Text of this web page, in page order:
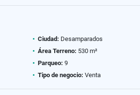
Ciudad: Desamparados
Área Terreno: 530 m²
Parqueo: 9
Tipo de negocio: Venta